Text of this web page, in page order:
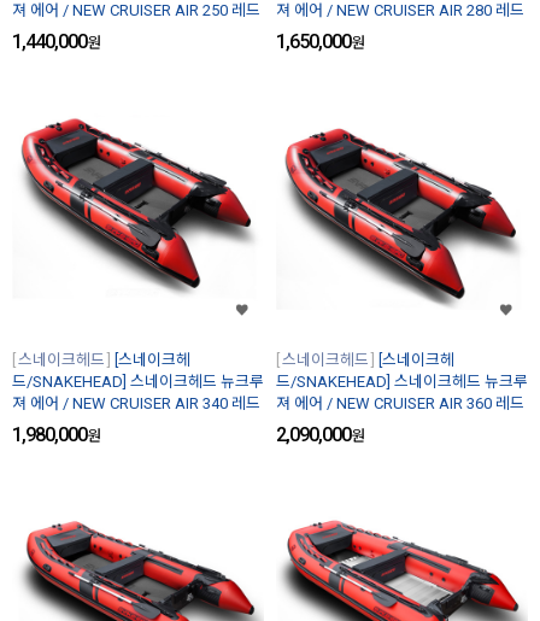
져 에어 / NEW CRUISER AIR 250 레드
1,440,000원
져 에어 / NEW CRUISER AIR 280 레드
1,650,000원
스네이크헤드
[스네이크헤
드/SNAKEHEAD] 스네이크헤드 뉴크루
져 에어 / NEW CRUISER AIR 340 레드
1,980,000원
스네이크헤드
[스네이크헤
드/SNAKEHEAD] 스네이크헤드 뉴크루
져 에어 / NEW CRUISER AIR 360 레드
2,090,000원